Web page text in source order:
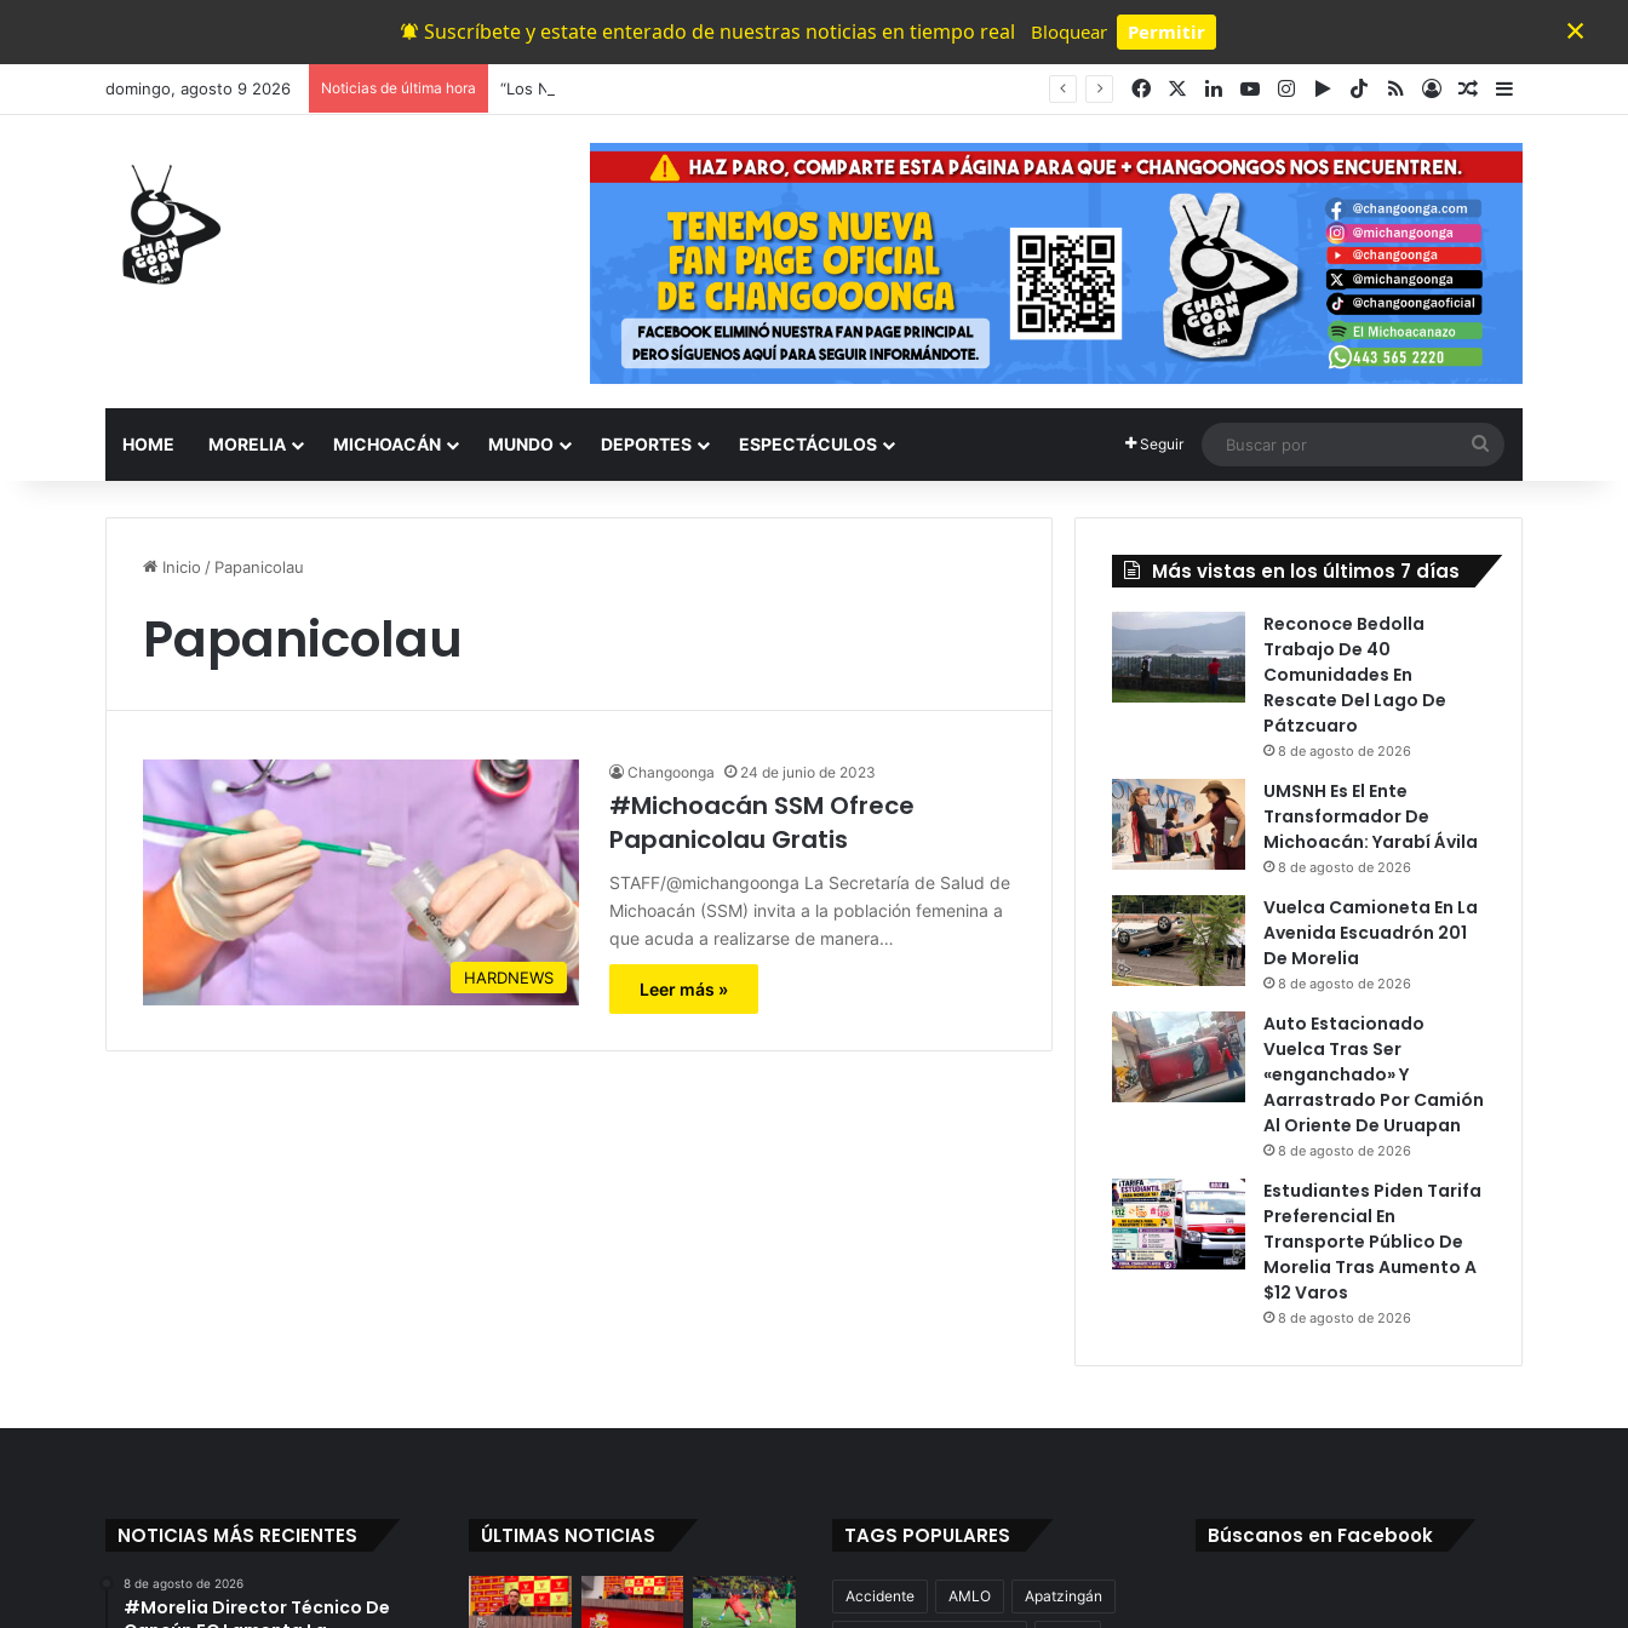
Suscríbete y estate enterado de nuestras noticias en tiempo real Bloquear Permitir
Powered by SendPulse
×
domingo, agosto 9 2026 Noticias de última hora FacebookLinkedInYouTubeInstagram
Google Play
TikTok
RSS AccesoPublicación al
HOME MORELIA MICHOACÁN MUNDO DEPORTES ESPECTÁCULOS Seguir
por
Inicio / Papanicolau
Papanicolau
HARDNEWS
Changoonga 24 de junio de 2023
#Michoacán SSM Ofrece
Papanicolau Gratis
STAFF/@michangoonga La Secretaría de Salud de
Michoacán (SSM) invita a la población femenina a
que acuda a realizarse de manera…
Leer más »
Más vistas en los últimos 7 días
Reconoce Bedolla
Trabajo De 40
Comunidades En
Rescate Del Lago De
Pátzcuaro
8 de agosto de 2026
UMSNH Es El Ente
Transformador De
Michoacán: Yarabí Ávila
8 de agosto de 2026
Vuelca Camioneta En La
Avenida Escuadrón 201
De Morelia
8 de agosto de 2026
Auto Estacionado
Vuelca Tras Ser
«enganchado» Y
Aarrastrado Por Camión
Al Oriente De Uruapan
8 de agosto de 2026
Estudiantes Piden Tarifa
Preferencial En
Transporte Público De
Morelia Tras Aumento A
$12 Varos
8 de agosto de 2026
NOTICIAS MÁS RECIENTES
8 de agosto de 2026
#Morelia Director Técnico De
ÚLTIMAS NOTICIAS TAGS POPULARES
Accidente AMLO Apatzingán
Búscanos en Facebook